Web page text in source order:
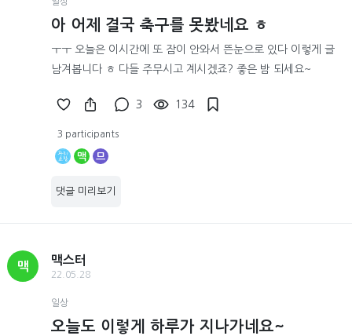
아 어제 결국 축구를 못봤네요 ㅎ
ㅜㅜ 오늘은 이시간에 또 잠이 안와서 뜬눈으로 있다 이렇게 글
남겨봅니다 ㅎ 다들 주무시고 계시겠죠? 좋은 밤 되세요~
3 134
3 participants
맥 므
댓글 미리보기
맥
맥스터
22.05.28
일상
오늘도 이렇게 하루가 지나가네요~